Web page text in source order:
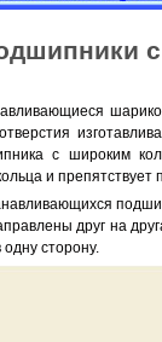
с широким
и
друг на
сторону.